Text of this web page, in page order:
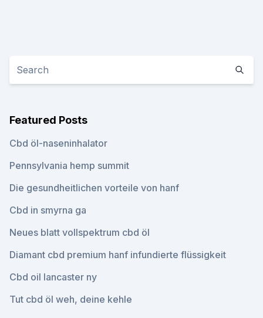
Featured Posts
Cbd öl-naseninhalator
Pennsylvania hemp summit
Die gesundheitlichen vorteile von hanf
Cbd in smyrna ga
Neues blatt vollspektrum cbd öl
Diamant cbd premium hanf infundierte flüssigkeit
Cbd oil lancaster ny
Tut cbd öl weh, deine kehle